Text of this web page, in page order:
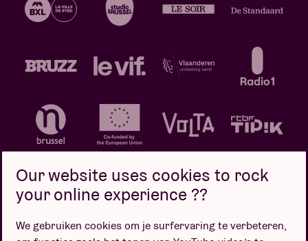
Privacybeleid Cookiebeleid Verkoopsvoorwaarden
Our website uses cookies to rock
your online experience ??
We gebruiken cookies om je surfervaring te verbeteren,